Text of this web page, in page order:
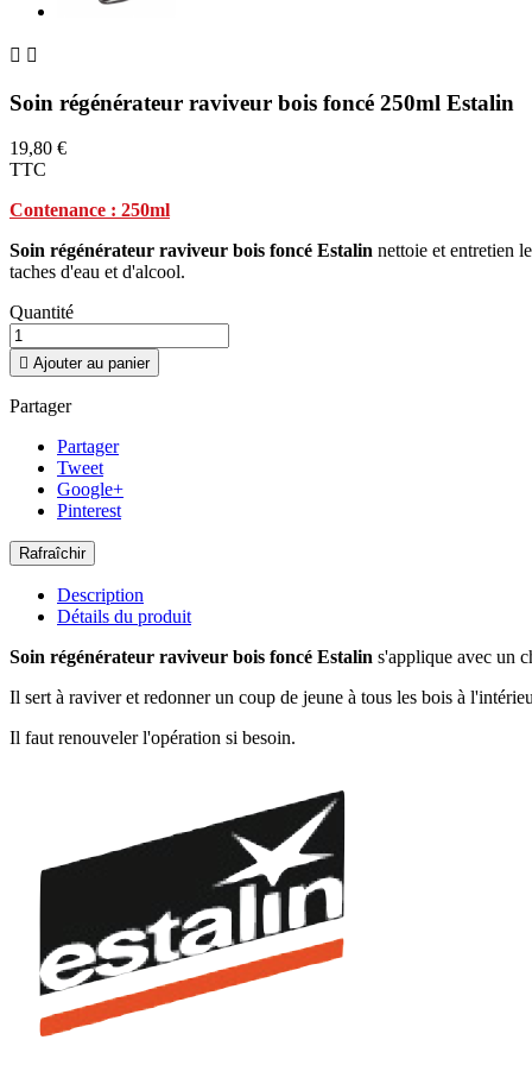
 
Soin régénérateur raviveur bois foncé 250ml Estalin
19,80 €
TTC
Contenance : 250ml
Soin régénérateur raviveur bois foncé Estalin nettoie et entretien
taches d'eau et d'alcool.
Quantité
 Ajouter au panier
Partager
Partager
Tweet
Google+
Pinterest
Description
Détails du produit
Soin régénérateur raviveur bois foncé Estalin s'applique avec un
Il sert à raviver et redonner un coup de jeune à tous les bois à
Il faut renouveler l'opération si besoin.